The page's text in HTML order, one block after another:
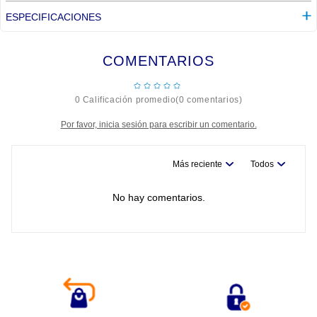
ESPECIFICACIONES
COMENTARIOS
☆☆☆☆
☆
0 Calificación promedio(0 comentarios)
Por favor, inicia sesión para escribir un comentario.
Más reciente Todos
No hay comentarios.